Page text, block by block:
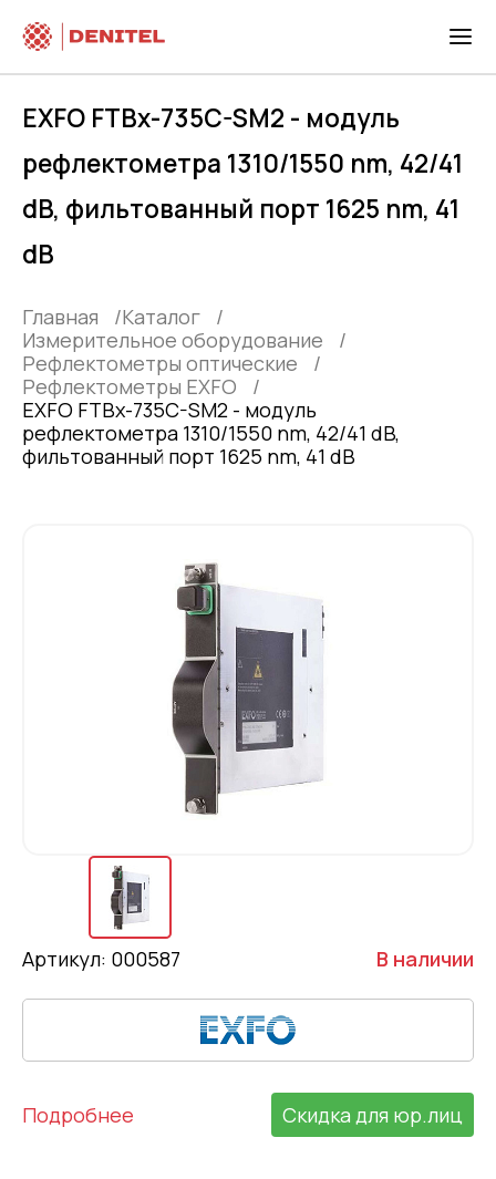
EXFO FTBx-735C-SM2 - модуль
рефлектометра 1310/1550 nm, 42/41
dB, фильтованный порт 1625 nm, 41
dB
Главная
Каталог
Измерительное оборудование
Рефлектометры оптические
Рефлектометры EXFO
EXFO FTBx-735C-SM2 - модуль
рефлектометра 1310/1550 nm, 42/41 dB,
фильтованный порт 1625 nm, 41 dB
Артикул: 000587 В наличии
Подробнее Скидка для юр.лиц